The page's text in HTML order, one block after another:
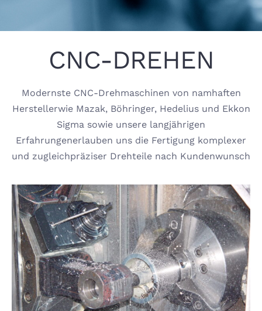
CNC-DREHEN
Modernste CNC-Drehmaschinen von namhaften
Herstellerwie Mazak, Böhringer, Hedelius und Ekkon
Sigma sowie unsere langjährigen
Erfahrungenerlauben uns die Fertigung komplexer
und zugleichpräziser Drehteile nach Kundenwunsch